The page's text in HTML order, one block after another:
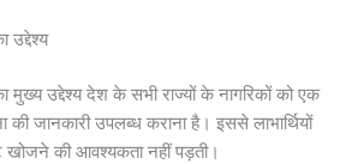
उद्देश्य देश के सभी राज्यों के नागरिकों को एक
की जानकारी उपलब्ध कराना है। इससे लाभार्थियों
की आवश्यकता नहीं पड़ती।